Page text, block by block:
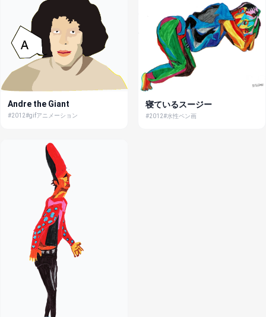
Andre the Giant
#2012#gifアニメーション
寝ているスージー
#2012#水性ペン画